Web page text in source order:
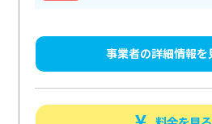
事業者の詳細情報を